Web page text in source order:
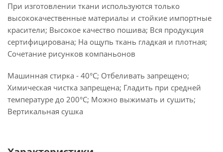
При изготовлении ткани используются только
высококачественные материалы и стойкие импортные
красители; Высокое качество пошива; Вся продукция
сертифицирована; На ощупь ткань гладкая и плотная;
Сочетание рисунков компаньонов
Машинная стирка - 40°C; Отбеливать запрещено;
Химическая чистка запрещена; Гладить при средней
температуре до 200°С; Можно выжимать и сушить;
Вертикальная сушка